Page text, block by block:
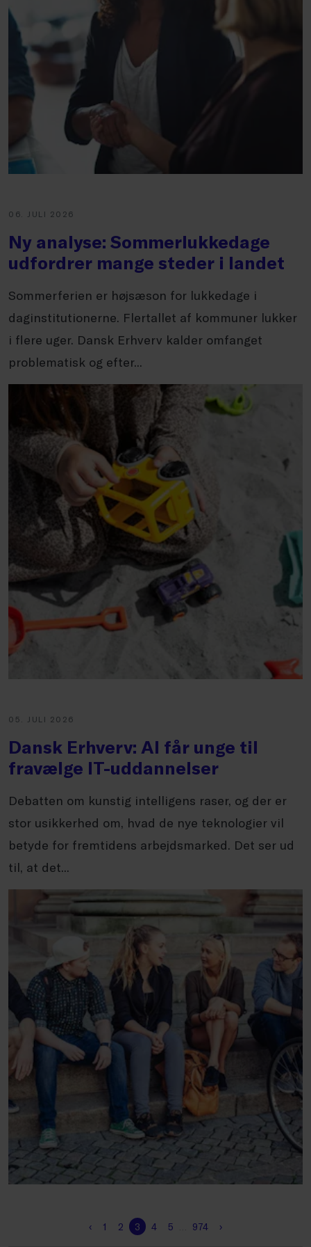
06. JULI 2026
Ny analyse: Sommerlukkedage
udfordrer mange steder i landet
Sommerferien er højsæson for lukkedage i
daginstitutionerne. Flertallet af kommuner lukker
i flere uger. Dansk Erhverv kalder omfanget
problematisk og efter...
05. JULI 2026
Dansk Erhverv: AI får unge til
fravælge IT-uddannelser
Debatten om kunstig intelligens raser, og der er
stor usikkerhed om, hvad de nye teknologier vil
betyde for fremtidens arbejdsmarked. Det ser ud
til, at det...
‹ 1 2 3 4 5 974 ›